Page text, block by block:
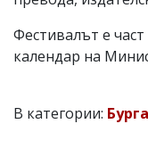
Фестивалът е
календар на
В категории: